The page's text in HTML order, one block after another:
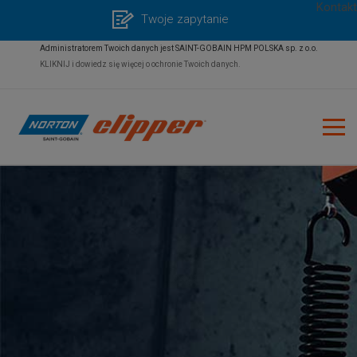
Kontakt
Twoje zapytanie
Administratorem Twoich danych jest SAINT-GOBAIN HPM POLSKA sp. z o.o.
KLIKNIJ i dowiedz się więcej o ochronie Twoich danych.